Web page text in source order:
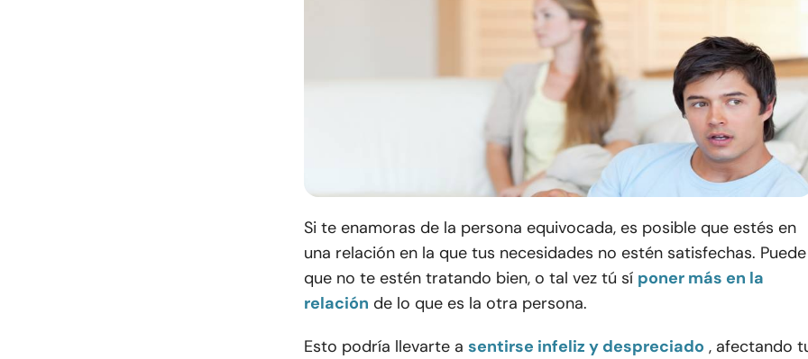
Si te enamoras de la persona equivocada, es posible que estés en
una relación en la que tus necesidades no estén satisfechas. Puede
que no te estén tratando bien, o tal vez tú sí poner más en la
relación de lo que es la otra persona.
Esto podría llevarte a sentirse infeliz y despreciado , afectando